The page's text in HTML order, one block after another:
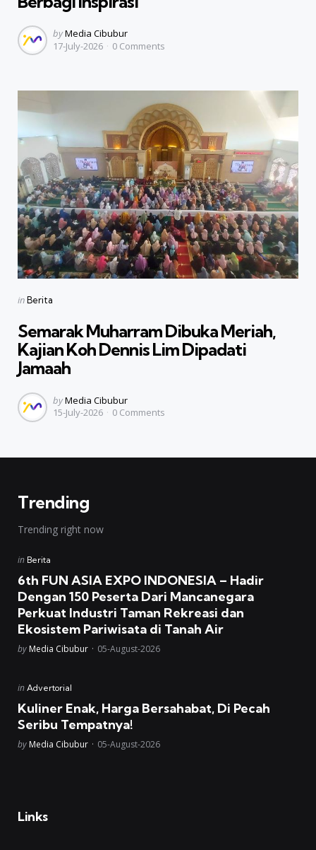
Posted
by
byMedia Cibubur
17-July-2026
0 Comments
Categories
Posted
inBerita
Semarak Muharram Dibuka Meriah,
Kajian Koh Dennis Lim Dipadati
Jamaah
Posted
by
byMedia Cibubur
15-July-2026
0 Comments
Trending
Trending right now
Posted
in Berita
6th FUN ASIA EXPO INDONESIA – Hadir
Dengan 150 Peserta Dari Mancanegara
Perkuat Industri Taman Rekreasi dan
Ekosistem Pariwisata di Tanah Air
Posted
by Media Cibubur 05-August-2026
Posted
in Advertorial
Kuliner Enak, Harga Bersahabat, Di Pecah
Seribu Tempatnya!
Posted
by Media Cibubur 05-August-2026
Links